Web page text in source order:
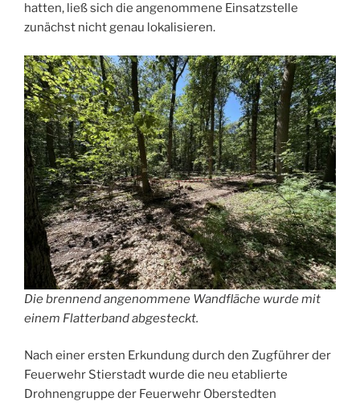
hatten, ließ sich die angenommene Einsatzstelle
zunächst nicht genau lokalisieren.
Die brennend angenommene Wandfläche wurde mit
einem Flatterband abgesteckt.
Nach einer ersten Erkundung durch den Zugführer der
Feuerwehr Stierstadt wurde die neu etablierte
Drohnengruppe der Feuerwehr Oberstedten